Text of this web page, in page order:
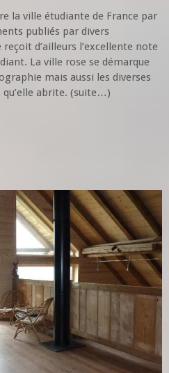
la ville étudiante de France par
publiés par divers
d’ailleurs l’excellente note
La ville rose se démarque
mais aussi les diverses
abrite. (suite…)